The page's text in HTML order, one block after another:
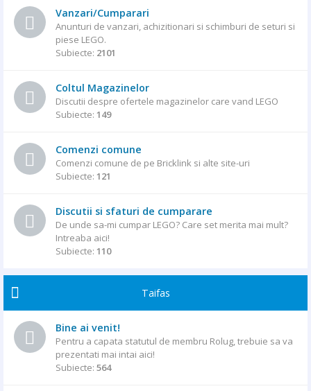
Vanzari/Cumparari
Anunturi de vanzari, achizitionari si schimburi de seturi si
piese LEGO.
Subiecte: 2101
Coltul Magazinelor
Discutii despre ofertele magazinelor care vand LEGO
Subiecte: 149
Comenzi comune
Comenzi comune de pe Bricklink si alte site-uri
Subiecte: 121
Discutii si sfaturi de cumparare
De unde sa-mi cumpar LEGO? Care set merita mai mult?
Intreaba aici!
Subiecte: 110
Taifas
Bine ai venit!
Pentru a capata statutul de membru Rolug, trebuie sa va
prezentati mai intai aici!
Subiecte: 564